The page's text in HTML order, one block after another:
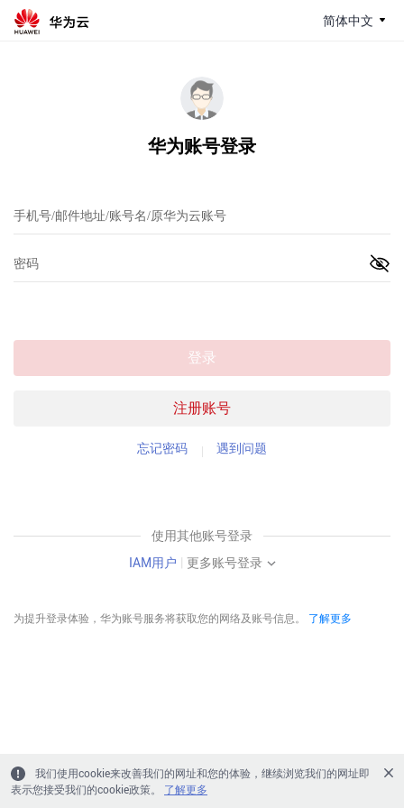
简体中文
华为账号登录
注册账号
登录
忘记密码 遇到问题
使用其他账号登录
IAM用户 | 更多账号登录
为提升登录体验，华为账号服务将获取您的网络及账号信息。 了解更多
我们使用cookie来改善我们的网址和您的体验，继续浏览我们的网址即
表示您接受我们的cookie政策。
了解更多